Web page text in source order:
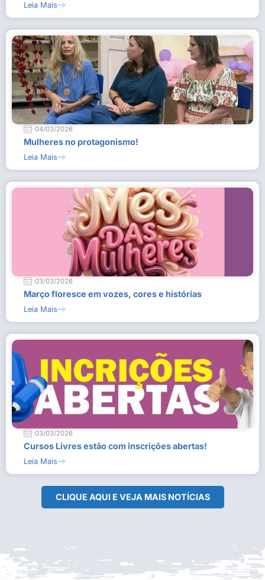
Leia Mais
04/03/2026
Mulheres no protagonismo!
Leia Mais
03/03/2026
Março floresce em vozes, cores e histórias
Leia Mais
03/03/2026
Cursos Livres estão com inscrições abertas!
Leia Mais
CLIQUE AQUI E VEJA MAIS NOTÍCIAS